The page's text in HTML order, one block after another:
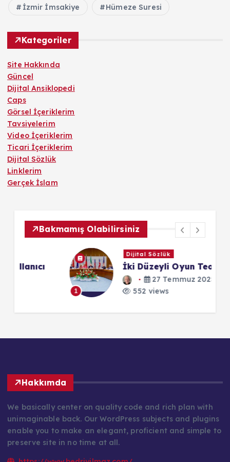
İzmir İmsakiye Hümeze Suresi
Kategoriler
Site Hakkında
Güncel
Dijital Ansiklopedi
Caps
Görsel İçeriklerim
Tavsiyelerim
Video İçeriklerim
Ticari İçeriklerim
Dijital Sözlük
Linklerim
Gerçek İslam
Bakmamış Olabilirsiniz
Dijital Sözlük
İki Düzeyli Oyun Teorisi
27 Temmuz 2025
552 views
Hakkımda
We basically center on quality code and rich plan with
unimaginable back. Our WordPress subjects and plugins
enable you to make an elegant, proficient and simple to
preserve site in no time at all.
https://www.bedriyilmaz.com/